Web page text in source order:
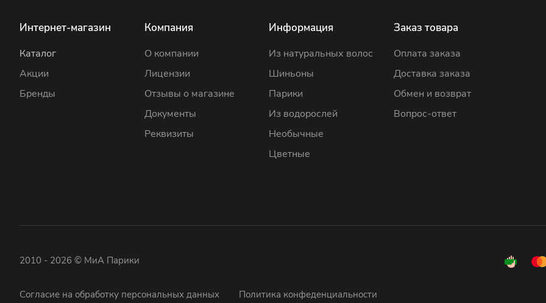
Интернет-магазин
Каталог
Акции
Бренды
Компания
О компании
Лицензии
Отзывы о магазине
Документы
Реквизиты
Информация
Из натуральных волос
Шиньоны
Парики
Из водорослей
Необычные
Цветные
Заказ товара
Оплата заказа
Доставка заказа
Обмен и возврат
Вопрос-ответ
2010 - 2026 © МиА Парики
Согласие на обработку персональных данных Политика конфеденциальности